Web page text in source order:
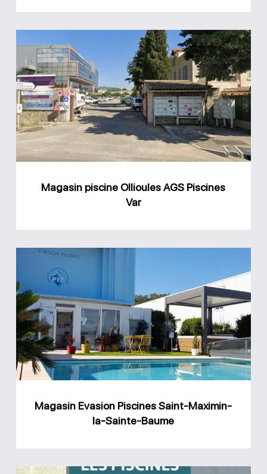
Magasin
piscine
Ollioules
AGS
Piscines
Var
Magasin piscine Ollioules AGS Piscines
Var
Piscines
Saint-
Maximin-
la-
Sainte-
Magasin Evasion Piscines Saint-Maximin-
la-Sainte-Baume